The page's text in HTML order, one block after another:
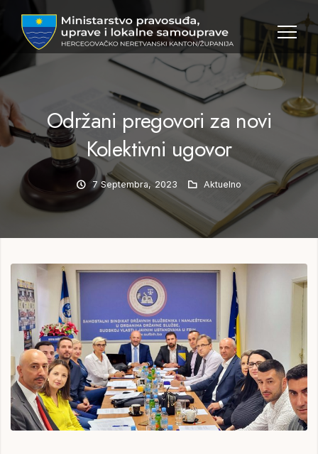
MPULS
Održani pregovori za novi
Kolektivni ugovor
7 Septembra, 2023 Aktuelno